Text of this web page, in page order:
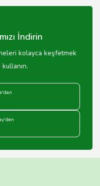
İndirin
kolayca keşfetmek
kullanın.